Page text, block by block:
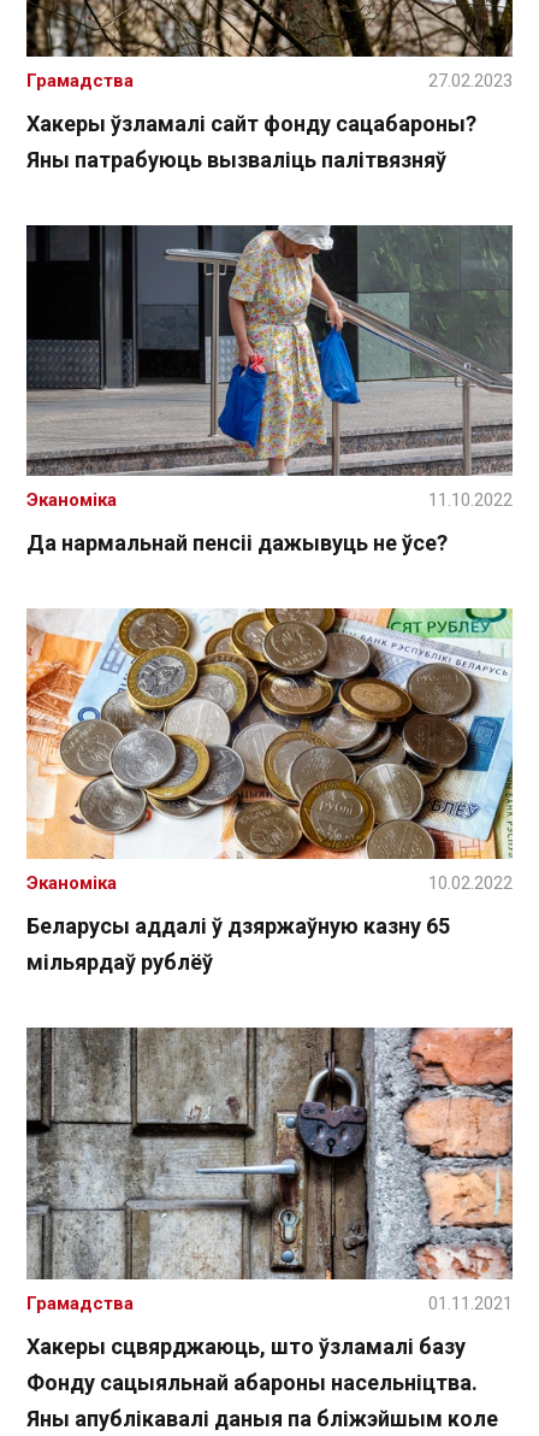
Хакеры ўзламалі сайт фонду сацабароны?
Яны патрабуюць вызваліць палітвязняў
Грамадства 27.02.2023
Да нармальнай пенсіі дажывуць не ўсе?
Эканоміка 11.10.2022
Беларусы аддалі ў дзяржаўную казну 65
мільярдаў рублёў
Эканоміка 10.02.2022
Хакеры сцвярджаюць, што ўзламалі базу
Фонду сацыяльнай абароны насельніцтва.
Яны апублікавалі даныя па бліжэйшым коле
Грамадства 01.11.2021